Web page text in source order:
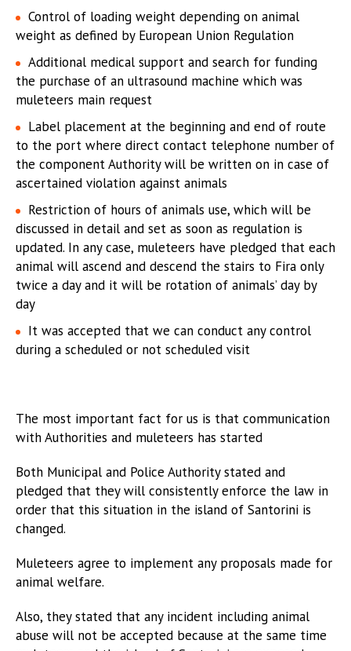
Control of loading weight depending on animal
weight as defined by European Union Regulation
Additional medical support and search for funding
the purchase of an ultrasound machine which was
muleteers main request
Label placement at the beginning and end of route
to the port where direct contact telephone number of
the component Authority will be written on in case of
ascertained violation against animals
Restriction of hours of animals use, which will be
discussed in detail and set as soon as regulation is
updated. In any case, muleteers have pledged that each
animal will ascend and descend the stairs to Fira only
twice a day and it will be rotation of animals’ day by
day
It was accepted that we can conduct any control
during a scheduled or not scheduled visit
The most important fact for us is that communication
with Authorities and muleteers has started
Both Municipal and Police Authority stated and
pledged that they will consistently enforce the law in
order that this situation in the island of Santorini is
changed.
Muleteers agree to implement any proposals made for
animal welfare.
Also, they stated that any incident including animal
abuse will not be accepted because at the same time